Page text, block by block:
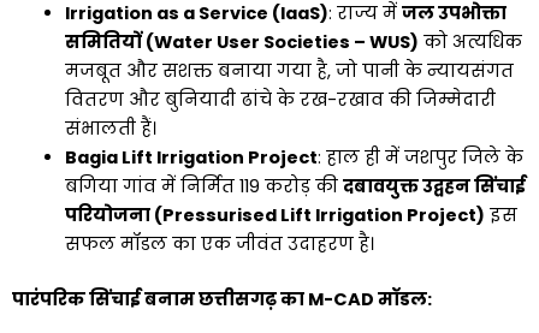
Irrigation as a Service (IaaS): राज्य में जल उपभोक्ता
समितियों (Water User Societies – WUS) को अत्यधिक
मजबूत और सशक्त बनाया गया है, जो पानी के न्यायसंगत
वितरण और बुनियादी ढांचे के रख-रखाव की जिम्मेदारी
संभालती हैं।
Bagia Lift Irrigation Project: हाल ही में जशपुर जिले के
बगिया गांव में निर्मित ₹119 करोड़ की दबावयुक्त उद्वहन सिंचाई
परियोजना (Pressurised Lift Irrigation Project) इस
सफल मॉडल का एक जीवंत उदाहरण है।
पारंपरिक सिंचाई बनाम छत्तीसगढ़ का M-CAD मॉडल: